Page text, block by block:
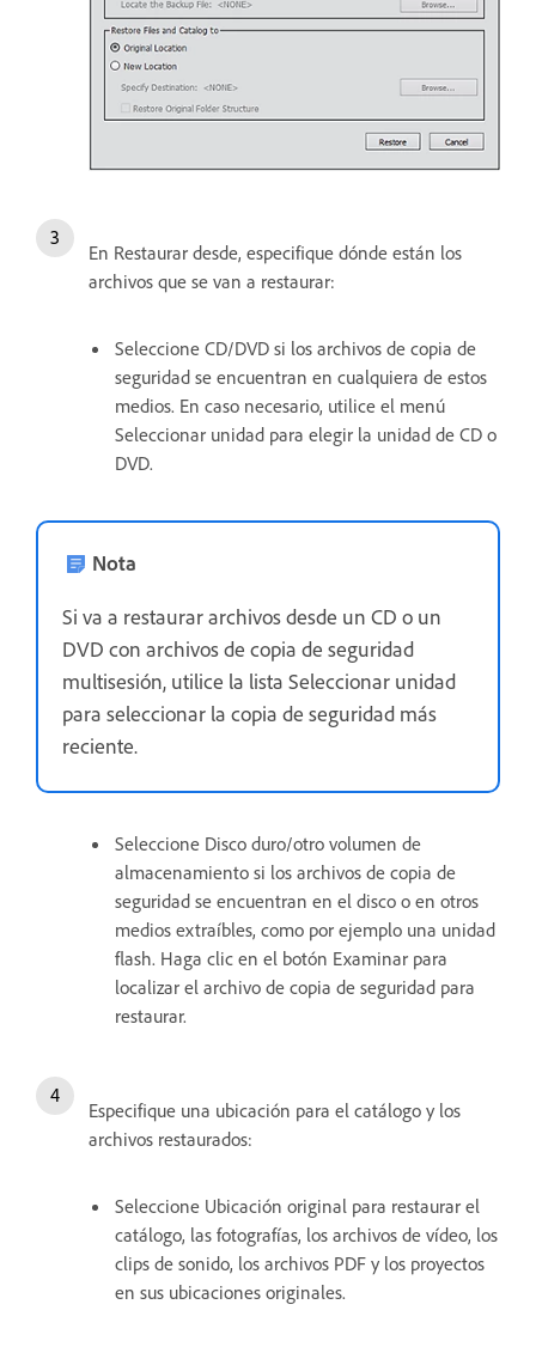
En Restaurar desde, especifique dónde están los
archivos que se van a restaurar:
Seleccione CD/DVD si los archivos de copia de
seguridad se encuentran en cualquiera de estos
medios. En caso necesario, utilice el menú
Seleccionar unidad para elegir la unidad de CD o
DVD.
Nota
Si va a restaurar archivos desde un CD o un
DVD con archivos de copia de seguridad
multisesión, utilice la lista Seleccionar unidad
para seleccionar la copia de seguridad más
reciente.
Seleccione Disco duro/otro volumen de
almacenamiento si los archivos de copia de
seguridad se encuentran en el disco o en otros
medios extraíbles, como por ejemplo una unidad
flash. Haga clic en el botón Examinar para
localizar el archivo de copia de seguridad para
restaurar.
Especifique una ubicación para el catálogo y los
archivos restaurados:
Seleccione Ubicación original para restaurar el
catálogo, las fotografías, los archivos de vídeo, los
clips de sonido, los archivos PDF y los proyectos
en sus ubicaciones originales.